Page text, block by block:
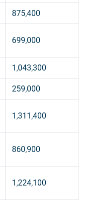
875,400
699,000
1,043,300
259,000
1,311,400
860,900
1,224,100